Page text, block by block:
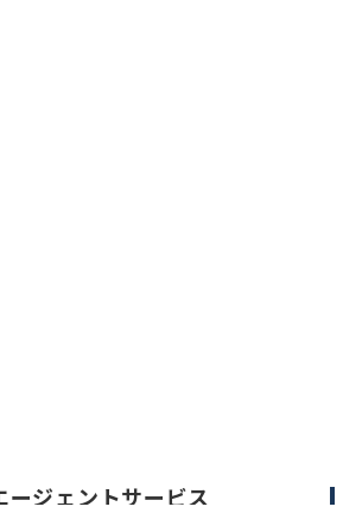
ージェントサービス